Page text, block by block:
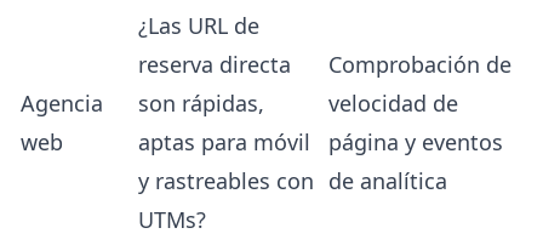
Agencia
web
¿Las URL de
reserva directa
son rápidas,
aptas para móvil
y rastreables con
UTMs?
Comprobación de
velocidad de
página y eventos
de analítica